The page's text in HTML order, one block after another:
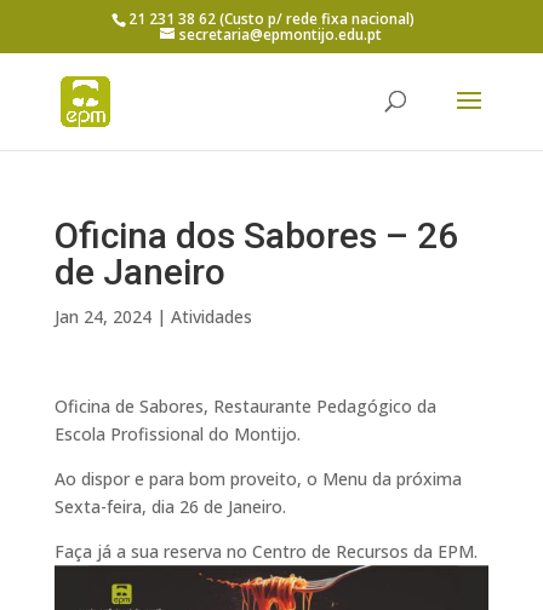
21 231 38 62 (Custo p/ rede fixa nacional)
secretaria@epmontijo.edu.pt
Oficina dos Sabores – 26
de Janeiro
Jan 24, 2024| Atividades
Oficina de Sabores, Restaurante Pedagógico da
Escola Profissional do Montijo.
Ao dispor e para bom proveito, o Menu da próxima
Sexta-feira, dia 26 de Janeiro.
Faça já a sua reserva no Centro de Recursos da EPM.